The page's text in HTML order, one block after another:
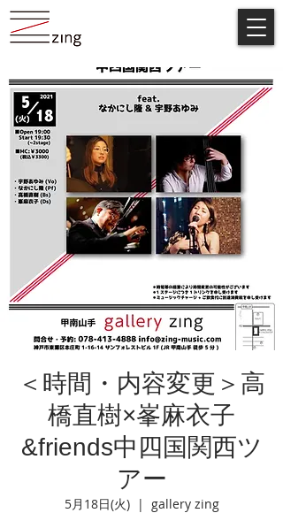
＜時間・内容変更＞高
橋直樹×峯麻衣子
&friends中四国関西ツ
アー
5月18日(火)
  |
gallery zing